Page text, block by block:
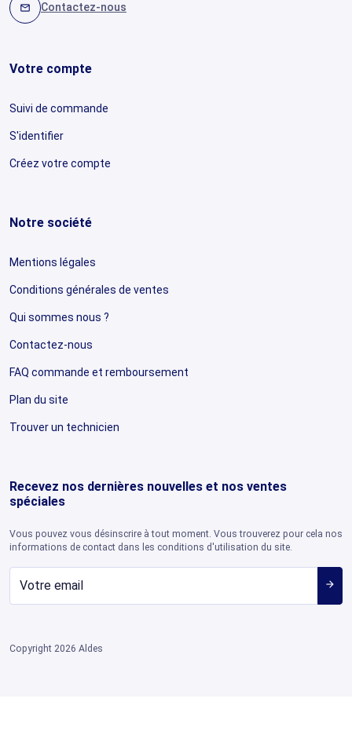
mail Contactez-nous
Votre compte
Suivi de commande
S'identifier
Créez votre compte
Notre société
Mentions légales
Conditions générales de ventes
Qui sommes nous ?
Contactez-nous
FAQ commande et remboursement
Plan du site
Trouver un technicien
Recevez nos dernières nouvelles et nos ventes
spéciales
Vous pouvez vous désinscrire à tout moment. Vous trouverez pour cela nos
informations de contact dans les conditions d'utilisation du site.
arrow_forward
Copyright 2026 Aldes